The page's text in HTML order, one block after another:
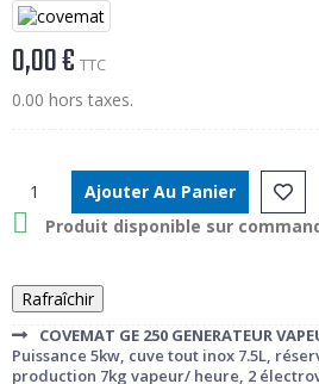
0,00 € TTC
0.00 hors taxes.
Ajouter Au Panier
 Produit disponible sur
COVEMAT GE 250 GENERATEUR
Puissance 5kw, cuve tout inox 7.5L,
production 7kg vapeur/ heure, 2